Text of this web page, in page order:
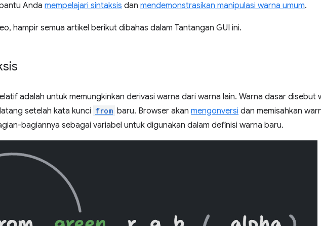
Anda mempelajari sintaksis dan mendemonstrasikan manipulasi warna umum.
hampir semua artikel berikut dibahas dalam Tantangan GUI ini.
adalah untuk memungkinkan derivasi warna dari warna lain. Warna dasar disebut
setelah kata kunci from baru. Browser akan mengonversi dan memisahkan
bagiannya sebagai variabel untuk digunakan dalam definisi warna baru.